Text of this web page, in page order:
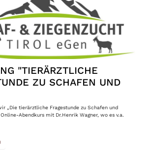
"TIERÄRZTLICHE
ZU SCHAFEN UND
„Die tierärztliche Fragestunde zu Schafen und
Abendkurs mit Dr.Henrik Wagner, wo es v.a.